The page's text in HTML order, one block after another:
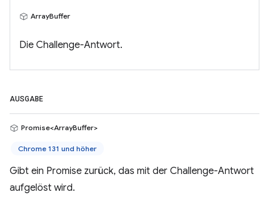
ArrayBuffer
Die Challenge-Antwort.
AUSGABE
Promise<ArrayBuffer>
Chrome 131 und höher
Gibt ein Promise zurück, das mit der Challenge-Antwort
aufgelöst wird.